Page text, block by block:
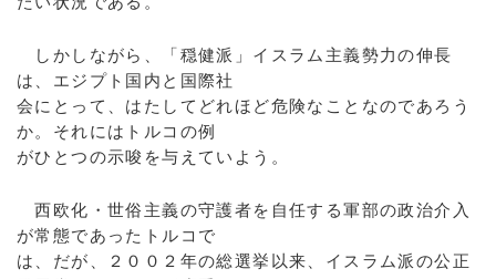
しかしながら、「穏健派」イスラム主義勢力の伸長
は、エジプト国内と国際社
会にとって、はたしてどれほど危険なことなのであろう
か。それにはトルコの例
がひとつの示唆を与えていよう。
西欧化・世俗主義の守護者を自任する軍部の政治介入
が常態であったトルコで
は、だが、２００２年の総選挙以来、イスラム派の公正